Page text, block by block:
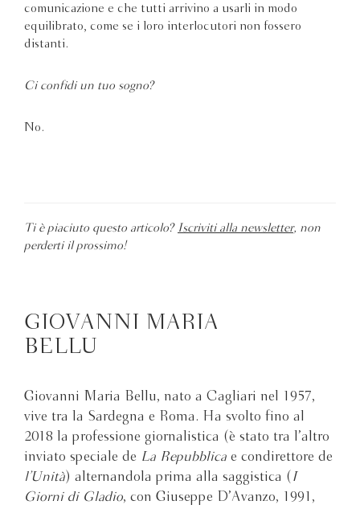
comunicazione e che tutti arrivino a usarli in modo
equilibrato, come se i loro interlocutori non fossero
distanti.
Ci confidi un tuo sogno?
No.
Ti è piaciuto questo articolo? Iscriviti alla newsletter, non
perderti il prossimo!
GIOVANNI MARIA
BELLU
Giovanni Maria Bellu, nato a Cagliari nel 1957,
vive tra la Sardegna e Roma. Ha svolto fino al
2018 la professione giornalistica (è stato tra l’altro
inviato speciale de La Repubblica e condirettore de
l’Unità) alternandola prima alla saggistica ( I
Giorni di Gladio, con Giuseppe D’Avanzo, 1991,